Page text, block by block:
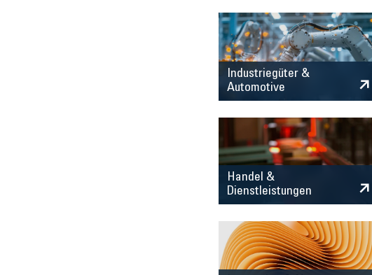
Industriegüter &
Automotive
Handel &
Dienstleistungen